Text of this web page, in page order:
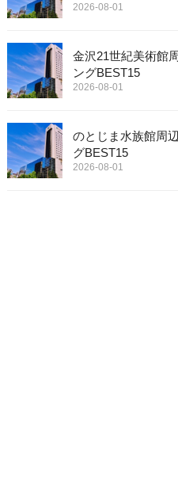
2026-08-01
金沢21世紀美術館
ングBEST15
2026-08-01
のとじま水族館周
グBEST15
2026-08-01